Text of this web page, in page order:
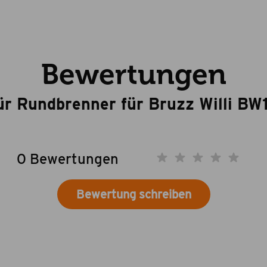
Bewertungen
Rundbrenner für Bruzz Willi
0 Bewertungen
Bewertung schreiben